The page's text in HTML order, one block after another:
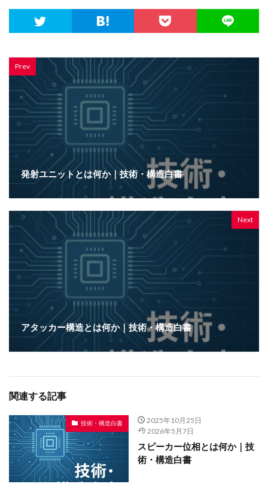
Prev
発射ユニットとは何か｜技術・構造白書
Next
アタッカー構造とは何か｜技術・構造白書
関連する記事
技術・構造白書
2025年10月25日
2026年5月7日
スピーカー位相とは何か｜技
術・構造白書